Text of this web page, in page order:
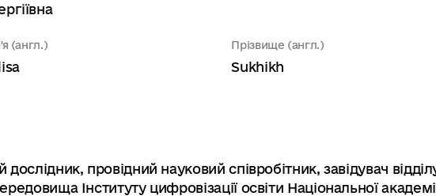
(англ.) Прізвище (англ.)
Sukhikh
провідний науковий співробітник, завідувач
Інституту цифровізації освіти Національної